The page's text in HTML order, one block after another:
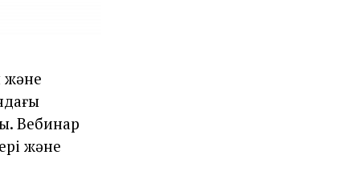
және
Вебинар
және